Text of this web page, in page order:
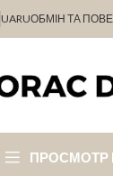
UARUОБМІН ТА
ПРОСМОТР